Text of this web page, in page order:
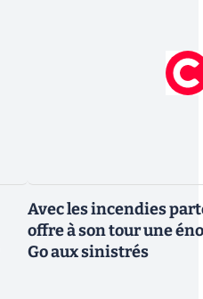
Avec les incendies
offre à son tour une
Go aux sinistrés